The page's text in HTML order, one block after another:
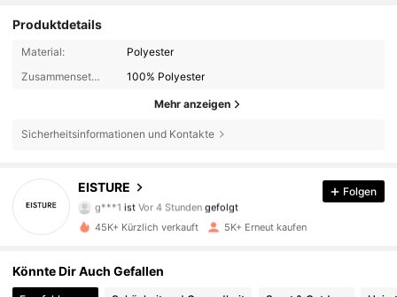
Produktdetails
Material:
Polyester
Zusammensetzung:
100% Polyester
Mehr anzeigen
Sicherheitsinformationen und Kontakte
EISTURE
g***1 istVor 4 Stunden gefolgt
Folgen
45K+ Kürzlich verkauft 5K+ Erneut kaufen
Könnte Dir Auch Gefallen